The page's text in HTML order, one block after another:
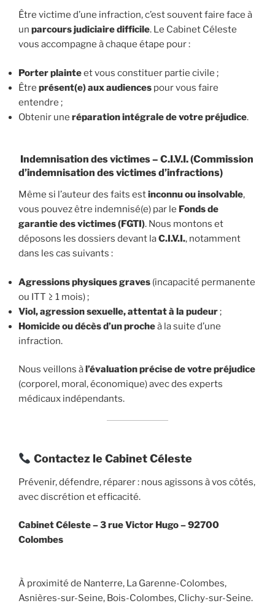
Être victime d’une infraction, c’est souvent faire face à
un parcours judiciaire difficile. Le Cabinet Céleste
vous accompagne à chaque étape pour :
Porter plainteet vous constituer partie civile ;
Être présent(e) aux audiences pour vous faire
entendre ;
Obtenir une réparation intégrale de votre préjudice.
Indemnisation des victimes – C.I.V.I. (Commission
d’indemnisation des victimes d’infractions)
Même si l’auteur des faits estinconnu ou insolvable,
vous pouvez être indemnisé(e) par le Fonds de
garantie des victimes (FGTI). Nous montons et
déposons les dossiers devant laC.I.V.I., notamment
dans les cas suivants :
Agressions physiques graves (incapacité permanente
ou ITT ≥ 1 mois) ;
Viol, agression sexuelle, attentat à la pudeur;
Homicide ou décès d’un procheà la suite d’une
infraction.
Nous veillons àl’évaluation précise de votre préjudice
(corporel, moral, économique) avec des experts
médicaux indépendants.
Contactez le Cabinet Céleste
Prévenir, défendre, réparer : nous agissons à vos côtés,
avec discrétion et efficacité.
Cabinet Céleste –3 rue Victor Hugo – 92700
Colombes
À proximité de Nanterre, La Garenne-Colombes,
Asnières-sur-Seine, Bois-Colombes, Clichy-sur-Seine.